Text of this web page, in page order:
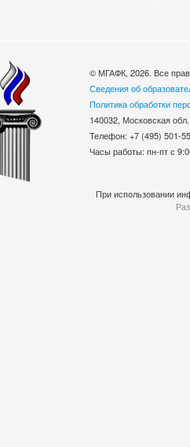
© МГАФК, 2026. Все
Сведения об
Политика обработки
140032, Московская
Телефон: +7 (495)
Часы работы: пн-пт с
При использовании